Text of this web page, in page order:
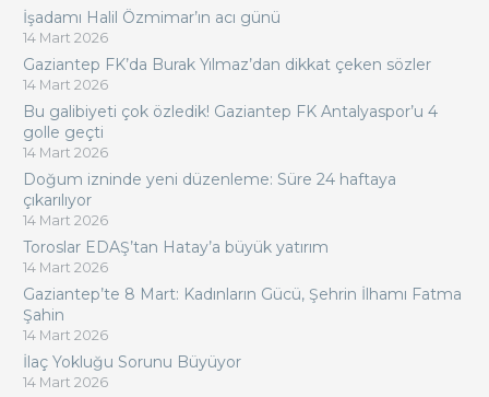
İşadamı Halil Özmimar’ın acı günü
14 Mart 2026
Gaziantep FK’da Burak Yılmaz’dan dikkat çeken sözler
14 Mart 2026
Bu galibiyeti çok özledik! Gaziantep FK Antalyaspor’u 4
golle geçti
14 Mart 2026
Doğum izninde yeni düzenleme: Süre 24 haftaya
çıkarılıyor
14 Mart 2026
Toroslar EDAŞ’tan Hatay’a büyük yatırım
14 Mart 2026
Gaziantep’te 8 Mart: Kadınların Gücü, Şehrin İlhamı Fatma
Şahin
14 Mart 2026
İlaç Yokluğu Sorunu Büyüyor
14 Mart 2026